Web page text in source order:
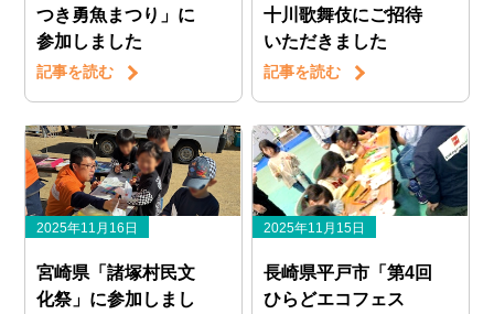
つき勇魚まつり」に
参加しました
記事を読む
十川歌舞伎にご招待
いただきました
記事を読む
2025年11月16日
宮崎県「諸塚村民文
化祭」に参加しまし
2025年11月15日
長崎県平戸市「第4回
ひらどエコフェス